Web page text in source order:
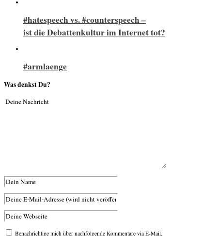
#hatespeech vs. #counterspeech –
ist die Debattenkultur im Internet tot?
#armlaenge
Was denkst Du?
Benachrichtige mich über nachfolgende Kommentare via E-Mail.